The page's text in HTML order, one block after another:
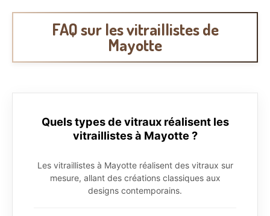
FAQ sur les vitraillistes de
Mayotte
Quels types de vitraux réalisent les
vitraillistes à Mayotte ?
Les vitraillistes à Mayotte réalisent des vitraux sur
mesure, allant des créations classiques aux
designs contemporains.